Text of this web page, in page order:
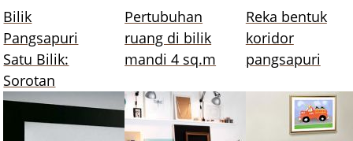
Bilik
Pangsapuri
Satu Bilik:
Sorotan
Pertubuhan
ruang di bilik
mandi 4 sq.m
Reka bentuk
koridor
pangsapuri